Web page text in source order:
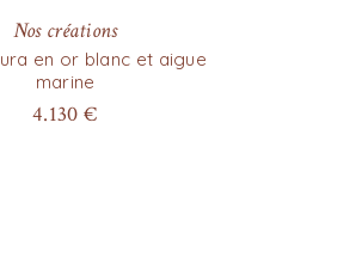
Nos créations
en or blanc et aigue
marine
4.130€